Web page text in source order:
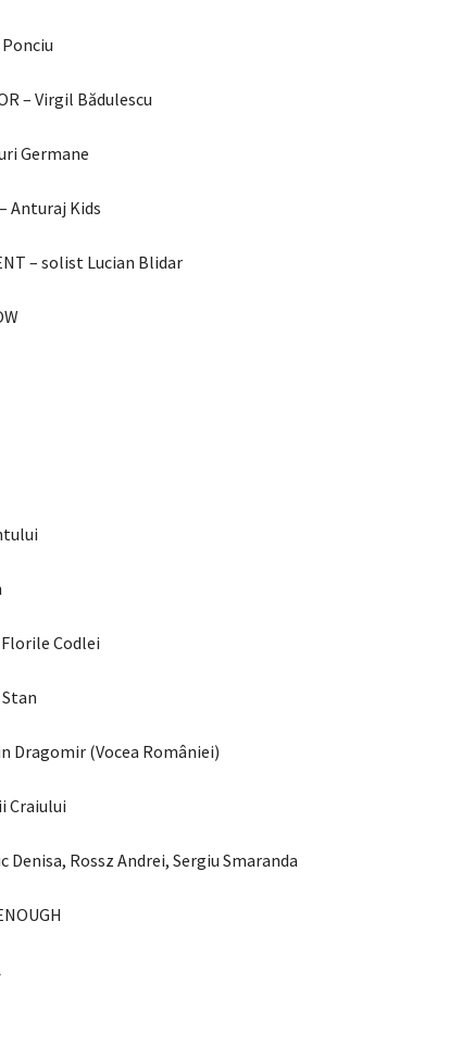
Ponciu
– Virgil Bădulescu
Germane
Anturaj Kids
– solist Lucian Blidar
Florile Codlei
Dragomir (Vocea României)
Craiului
Denisa, Rossz Andrei, Sergiu Smaranda